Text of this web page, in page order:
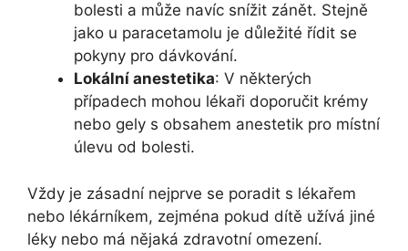
bolesti a může navíc snížit zánět. Stejně
jako u paracetamolu je důležité řídit se
pokyny pro dávkování.
Lokální anestetika: V některých
případech mohou lékaři doporučit krémy
nebo gely s obsahem anestetik pro místní
úlevu od bolesti.
Vždy je zásadní nejprve se poradit s lékařem
nebo lékárníkem, zejména pokud dítě užívá jiné
léky nebo má nějaká zdravotní omezení.